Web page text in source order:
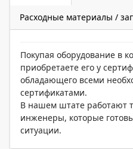
Расходные материалы /
Покупая оборудование в
приобретаете его у
обладающего всеми
сертификатами.
В нашем штате работают
инженеры, которые
ситуации.